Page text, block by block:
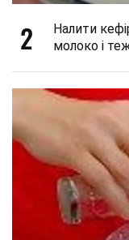
2
Налити
молоко і